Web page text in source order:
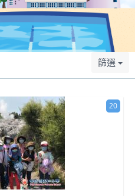
篩選
20